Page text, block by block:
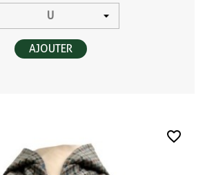
AJOUTER
favorite_border